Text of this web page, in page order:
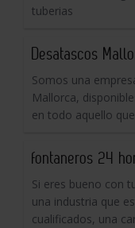
tuberias
Desatascos
Somos una
Mallorca,
en todo aquello
fontaneros 24
Si eres bueno con
una industria que
cualificados, una